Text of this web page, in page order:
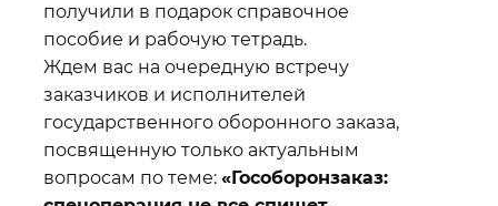
получили в подарок справочное
пособие и рабочую тетрадь.
Ждем вас на очередную встречу
заказчиков и исполнителей
государственного оборонного заказа,
посвященную только актуальным
вопросам по теме: «Гособоронзаказ: